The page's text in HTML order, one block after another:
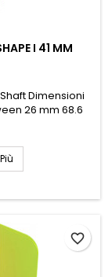
I 41 MM
Shaft Dimensioni
26 mm 68.6
Più
favorite_border